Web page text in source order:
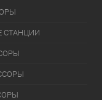
СТАНЦИИ